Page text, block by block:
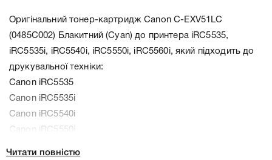
Оригінальний тонер-картридж Canon C-EXV51LC
(0485C002) Блакитний (Cyan) до принтера iRC5535,
iRC5535i, iRC5540i, iRC5550i, iRC5560i, який підходить до
друкувальної техніки:
Canon iRC5535
Canon iRC5535i
Canon iRC5540i
Canon iRC5550i
Читати повністю